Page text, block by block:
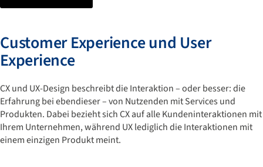
Customer Experience und User
Experience
CX und UX-Design beschreibt die Interaktion – oder besser: die
Erfahrung bei ebendieser – von Nutzenden mit Services und
Produkten. Dabei bezieht sich CX auf alle Kundeninteraktionen mit
Ihrem Unternehmen, während UX lediglich die Interaktionen mit
einem einzigen Produkt meint.